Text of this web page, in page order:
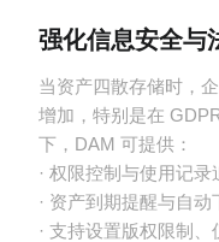
强化信息安全与
当资产四散存储时，
增加，特别是在
下，DAM 可提供：
· 权限控制与使用记录
· 资产到期提醒与自动
· 支持设置版权限制